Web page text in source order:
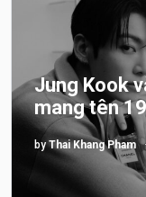
Jung Kook
mang tên
byThai Khang Pham